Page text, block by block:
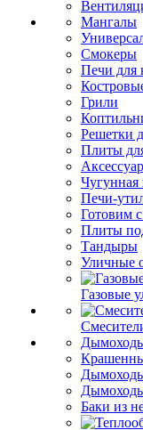
Мангалы
Смокеры
Печи для
Грили
Решетки
Плиты
Чугунная
Печи-
Готовим
Плиты
Тандыры
Уличные
Газовые
Баки из